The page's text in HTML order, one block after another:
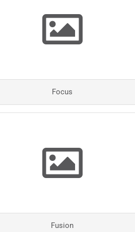
Focus
Fusion